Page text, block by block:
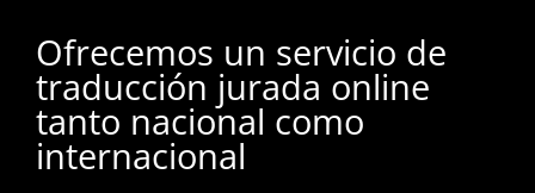
Ofrecemos un servicio de
traducción jurada online
tanto nacional como
internacional